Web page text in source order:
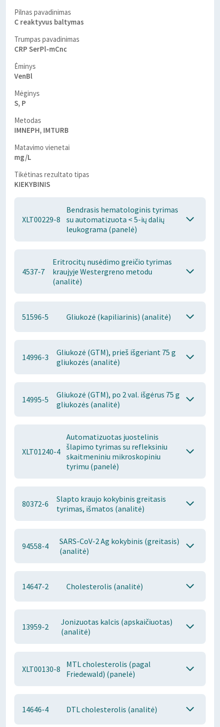
Pilnas pavadinimas
C reaktyvus baltymas
Trumpas pavadinimas
CRP SerPl-mCnc
Ėminys
VenBl
Mėginys
S, P
Metodas
IMNEPH, IMTURB
Matavimo vienetai
mg/L
Tikėtinas rezultato tipas
KIEKYBINIS
XLT00229-8
Bendrasis hematologinis tyrimas
su automatizuota < 5-ių dalių
leukograma (panelė)
4537-7
Eritrocitų nusėdimo greičio tyrimas
kraujyje Westergreno metodu
(analitė)
51596-5 Gliukozė (kapiliarinis) (analitė)
14996-3
Gliukozė (GTM), prieš išgeriant 75 g
gliukozės (analitė)
14995-5
Gliukozė (GTM), po 2 val. išgėrus 75 g
gliukozės (analitė)
XLT01240-4
Automatizuotas juostelinis
šlapimo tyrimas su refleksiniu
skaitmeniniu mikroskopiniu
tyrimu (panelė)
80372-6
Slapto kraujo kokybinis greitasis
tyrimas, išmatos (analitė)
94558-4
SARS-CoV-2 Ag kokybinis (greitasis)
(analitė)
14647-2 Cholesterolis (analitė)
13959-2
Jonizuotas kalcis (apskaičiuotas)
(analitė)
XLT00130-8
MTL cholesterolis (pagal
Friedewald) (panelė)
14646-4 DTL cholesterolis (analitė)